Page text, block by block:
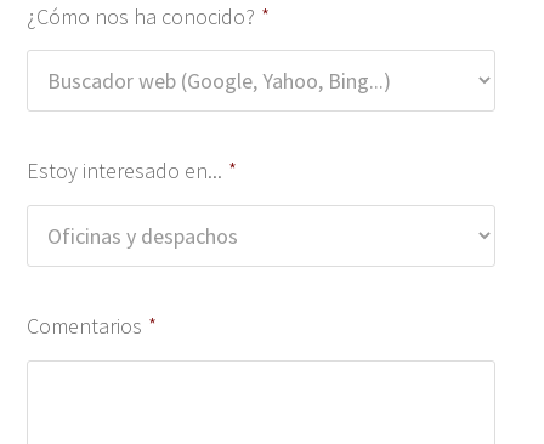
¿Cómo nos ha conocido? *
Estoy interesado en... *
Comentarios *